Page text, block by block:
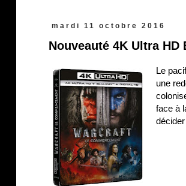
mardi 11 octobre 2016
Nouveauté 4K Ultra
Le
une
face à